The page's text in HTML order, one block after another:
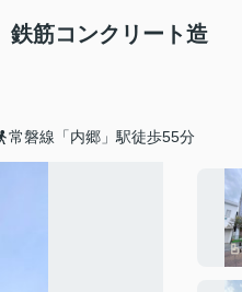
筋コンクリート造
常磐線「内郷」駅徒歩55分